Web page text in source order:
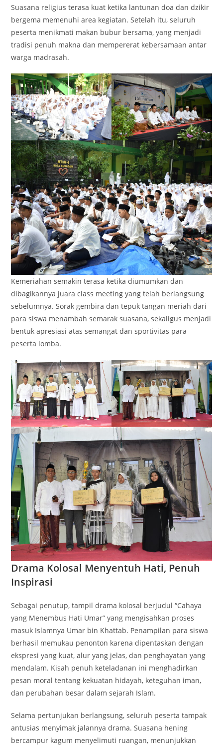
Suasana religius terasa kuat ketika lantunan doa dan dzikir
bergema memenuhi area kegiatan. Setelah itu, seluruh
peserta menikmati makan bubur bersama, yang menjadi
tradisi penuh makna dan mempererat kebersamaan antar
warga madrasah.
Kemeriahan semakin terasa ketika diumumkan dan
dibagikannya juara class meeting yang telah berlangsung
sebelumnya. Sorak gembira dan tepuk tangan meriah dari
para siswa menambah semarak suasana, sekaligus menjadi
bentuk apresiasi atas semangat dan sportivitas para
peserta lomba.
Drama Kolosal Menyentuh Hati, Penuh
Inspirasi
Sebagai penutup, tampil drama kolosal berjudul “Cahaya
yang Menembus Hati Umar” yang mengisahkan proses
masuk Islamnya Umar bin Khattab. Penampilan para siswa
berhasil memukau penonton karena dipentaskan dengan
ekspresi yang kuat, alur yang jelas, dan penghayatan yang
mendalam. Kisah penuh keteladanan ini menghadirkan
pesan moral tentang kekuatan hidayah, keteguhan iman,
dan perubahan besar dalam sejarah Islam.
Selama pertunjukan berlangsung, seluruh peserta tampak
antusias menyimak jalannya drama. Suasana hening
bercampur kagum menyelimuti ruangan, menunjukkan